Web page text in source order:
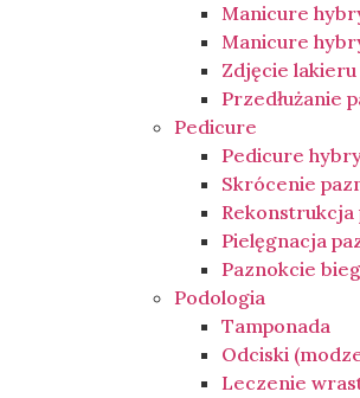
Manicure
Manicure
Zdjęcie
Przedłużanie
Pedicure
Pedicure
Skrócenie
Rekonstrukcja
Pielęgnacja
Paznokcie
Podologia
Tamponada
Odciski
Leczenie